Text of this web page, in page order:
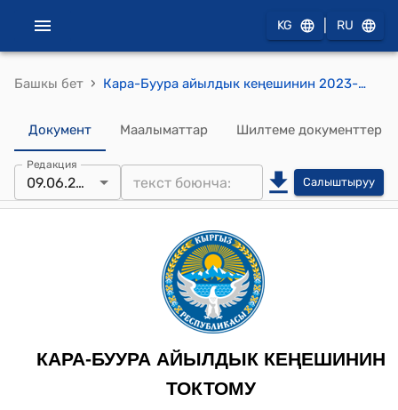
KG RU
Башкы бет › Кара-Буура айылдык кеңешинин 2023-жылдын 9-июнундагы № 16 "Кара-Буура айыл аймагынын Чоң Кара-Буура айылына маданий- спортук комплекс куруу жөнүндө" токтому
Документ Маалыматтар Шилтеме документтер
Редакция
09.06.2023 Салыштыруу